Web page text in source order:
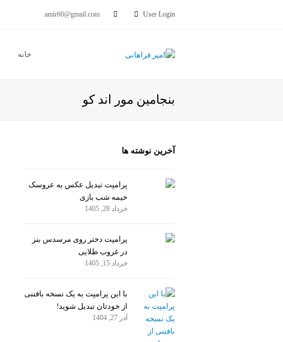
amir60@gmail.com User Login
خانه
بنجامین مور اند کو
آخرین نوشته ها
پرامپت تبدیل عکس به عروسک
خیمه شب بازی
خرداد 28, 1405
پرامپت دختر روی مرسدس بنز
در غروب طلایی
خرداد 15, 1405
با این پرامپت به یک نسخه بافتنی
از خودتان تبدیل شوید!
آذر 27, 1404